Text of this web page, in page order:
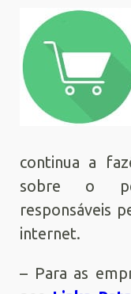
continua a
sobre o
responsáveis
internet.
– Para as